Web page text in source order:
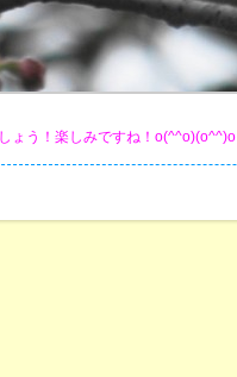
ょう！楽しみですね！o(^^o)(o^^)o